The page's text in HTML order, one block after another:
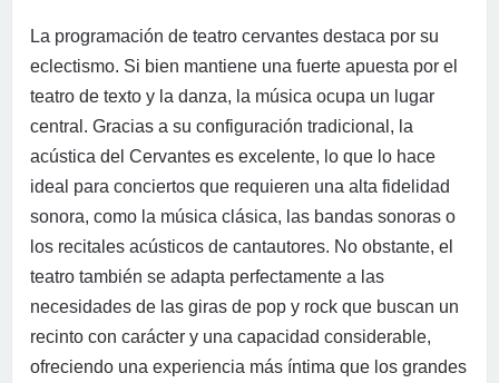
La programación de teatro cervantes destaca por su
eclectismo. Si bien mantiene una fuerte apuesta por el
teatro de texto y la danza, la música ocupa un lugar
central. Gracias a su configuración tradicional, la
acústica del Cervantes es excelente, lo que lo hace
ideal para conciertos que requieren una alta fidelidad
sonora, como la música clásica, las bandas sonoras o
los recitales acústicos de cantautores. No obstante, el
teatro también se adapta perfectamente a las
necesidades de las giras de pop y rock que buscan un
recinto con carácter y una capacidad considerable,
ofreciendo una experiencia más íntima que los grandes